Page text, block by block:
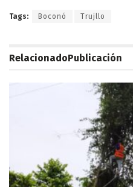
Tags: Boconó Trujllo
RelacionadoPublicación